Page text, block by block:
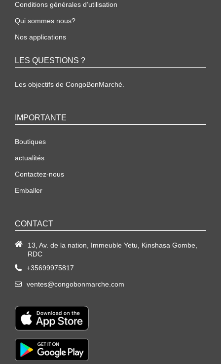
Conditions générales d’utilisation
Qui sommes nous?
Nos applications
LES QUESTIONS ?
Les objectifs de CongoBonMarché.
IMPORTANTE
Boutiques
actualités
Contactez-nous
Emballer
CONTACT
13, Av. de la nation, Immeuble Yetu, Kinshasa Gombe,
RDC
+35699975817
ventes@congobonmarche.com